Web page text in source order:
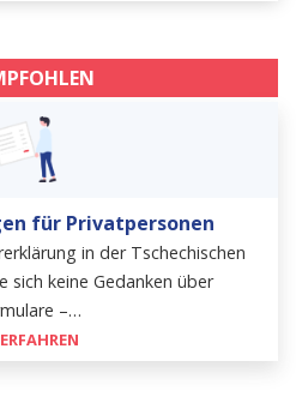
für Privatpersonen
in der Tschechischen
sich keine Gedanken über
–…